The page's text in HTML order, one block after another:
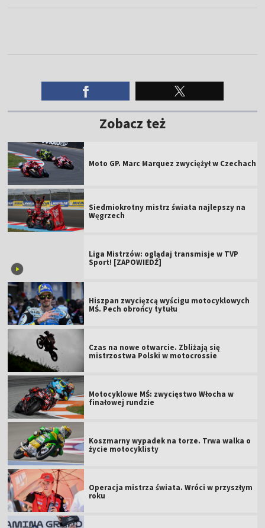
Zobacz też
Moto GP. Marc Marquez zwyciężył w Czechach
Siedmiokrotny mistrz świata najlepszy na
Węgrzech
Liga Mistrzów: oglądaj transmisje w TVP
Sport! [ZAPOWIEDŹ]
Hiszpan zwycięzcą wyścigu motocyklowych
MŚ. Pech obrońcy tytułu
Czas na nowe otwarcie. Zbliżają się
mistrzostwa Polski w motocrossie
Motocyklowe MŚ: zwycięstwo Włocha w
finałowej rundzie
Koszmarny wypadek na torze. Trwa walka o
życie motocyklisty
Operacja mistrza świata. Wróci w przyszłym
roku